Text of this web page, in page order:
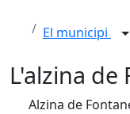
El municipi
L'alzina de
Alzina de